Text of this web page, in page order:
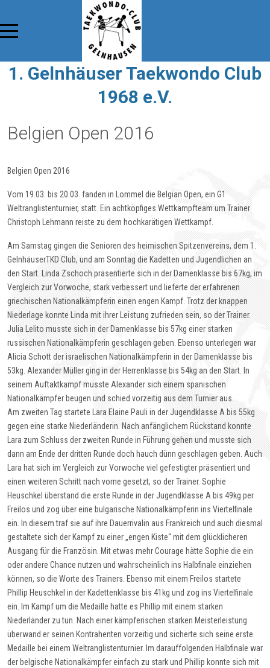
1. Gelnhäuser Taekwondo Club
1968 e.V.
Belgien Open 2016
Belgien Open 2016
Vom 19.03. bis 20.03. fanden in Lommel die Belgian Open, ein G1
Weltranglistenturnier, statt. Ein achtköpfiges Wettkampfteam um Trainer
Christoph Lehmann reiste zu dem hochkarätigen Wettkampf.
Am Samstag gingen die Senioren des heimischen Spitzenvereins, dem 1.
GelnhäuserTKD Club, und am Sonntag die Kadetten und Jugendlichen an
den Start. Linda Zschoch präsentierte sich in der Damenklasse bis 67kg, im
Vergleich zur Vorwoche, stark verbessert und lieferte der erfahrenen
griechischen Nationalkämpferin einen engen Kampf. Trotz der knappen
Niederlage konnte Linda mit ihrer Leistung zufrieden sein, so der Trainer.
Julia Lelito musste sich in der Damenklasse bis 57kg einer starken
russischen Nationalkämpferin geschlagen geben. Ebenso unterlegen war
Alicia Schott der israelischen Nationalkämpferin in der Damenklasse bis
53kg. Alexander Müller ging in der Herrenklasse bis 54kg an den Start. In
seinem Auftaktkampf musste Alexander sich einem spanischen
Nationalkämpfer beugen und schied vorzeitig aus dem Turnier aus.
Am zweiten Tag startete Lara Elaine Pauli in der Jugendklasse A bis 55kg
gegen eine starke Niederländerin. Nach anfänglichem Rückstand konnte
Lara zum Schluss der zweiten Runde in Führung gehen und musste sich
dann am Ende der dritten Runde doch hauch dünn geschlagen geben. Auch
Lara hat sich im Vergleich zur Vorwoche viel gefestigter präsentiert und
einen weiteren Schritt nach vorne gesetzt, so der Trainer. Sophie
Heuschkel überstand die erste Runde in der Jugendklasse A bis 49kg per
Freilos und zog über eine bulgarische Nationalkämpferin ins Viertelfinale
ein. In diesem traf sie auf ihre Dauerrivalin aus Frankreich und auch diesmal
gestaltete sich der Kampf zu einer „engen Kiste“ mit dem glücklicheren
Ausgang für die Französin. Mit etwas mehr Courage hätte Sophie die ein
oder andere Chance nutzen und wahrscheinlich ins Halbfinale einziehen
können, so die Worte des Trainers. Ebenso mit einem Freilos startete
Phillip Heuschkel in der Kadettenklasse bis 41kg und zog ins Viertelfinale
ein. Im Kampf um die Medaille hatte es Phillip mit einem starken
Niederländer zu tun. Nach einer kämpferischen starken Meisterleistung
überwand er seinen Kontrahenten vorzeitig und sicherte sich seine erste
Medaille bei einem Weltranglistenturnier. Im darauffolgenden Halbfinale war
der belgische Nationalkämpfer einfach zu stark und Phillip konnte sich mit